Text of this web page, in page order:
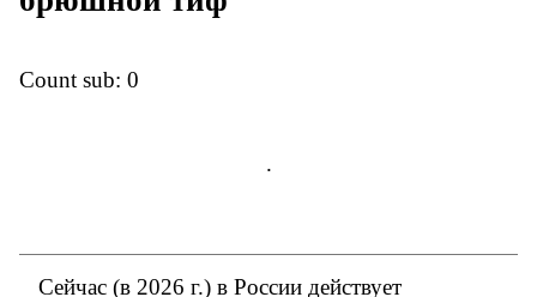
Count sub: 0
.
Сейчас (в 2026 г.) в России действует